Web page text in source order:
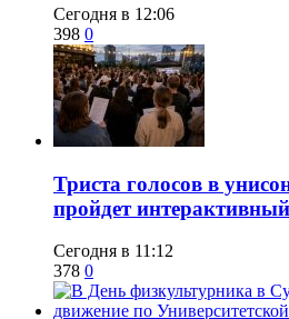
Сегодня в 12:06
398 0
​Триста голосов в
пройдет
Сегодня в 11:12
378 0